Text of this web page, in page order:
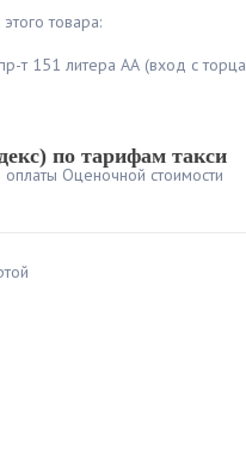
товара:
т 151 литера АА (вход с торца
по тарифам такси
Оценочной стоимости